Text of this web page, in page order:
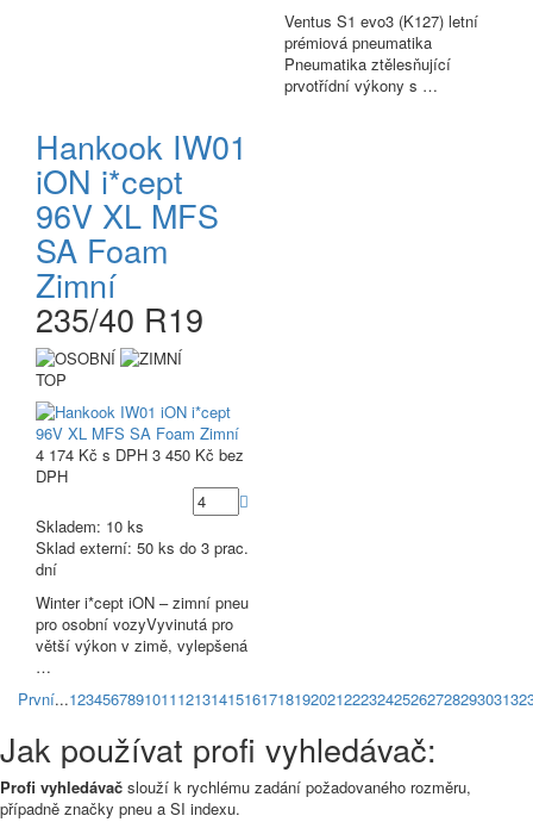
Ventus S1 evo3 (K127) letní
prémiová pneumatika
Pneumatika ztělesňující
prvotřídní výkony s …
Hankook IW01
iON i*cept
96V XL MFS
SA Foam
Zimní
235/40 R19
TOP
4 174 Kč s DPH 3 450 Kč bez
DPH
Skladem: 10 ks
Sklad externí: 50 ks do 3 prac.
dní
Winter i*cept iON – zimní pneu
pro osobní vozyVyvinutá pro
větší výkon v zimě, vylepšená
…
První...1234567891011121314151617181920212223242526272829303132
Jak používat profi vyhledávač:
Profi vyhledávač slouží k rychlému zadání požadovaného rozměru,
případně značky pneu a SI indexu.